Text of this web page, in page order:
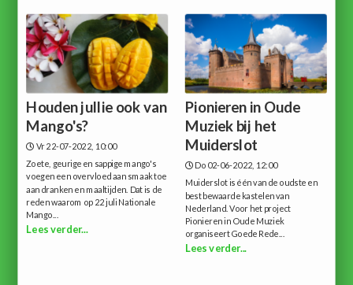
Houden jullie ook van
Mango's?
Vr 22-07-2022, 10:00
Zoete, geurige en sappige mango's
voegen een overvloed aan smaak toe
aan dranken en maaltijden. Dat is de
reden waarom op 22 juli Nationale
Mango...
Lees verder...
Pionieren in Oude
Muziek bij het
Muiderslot
Do 02-06-2022, 12:00
Muiderslot is één van de oudste en
best bewaarde kastelen van
Nederland. Voor het project
Pionieren in Oude Muziek
organiseert Goede Rede...
Lees verder...